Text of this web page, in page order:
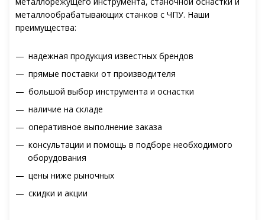
металлообрабатывающих станков с ЧПУ. Наши
преимущества:
надежная продукция известных брендов
прямые поставки от производителя
большой выбор инструмента и оснастки
наличие на складе
оперативное выполнение заказа
консультации и помощь в подборе необходимого
оборудования
цены ниже рыночных
скидки и акции